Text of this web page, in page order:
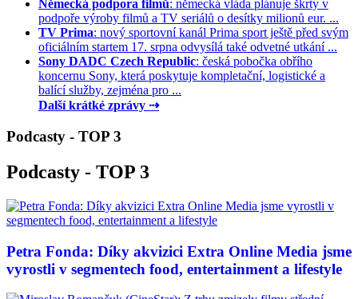
Německá podpora filmů: německá vláda plánuje škrty v
podpoře výroby filmů a TV seriálů o desítky milionů eur. ...
TV Prima: nový sportovní kanál Prima sport ještě před svým
oficiálním startem 17. srpna odvysílá také odvetné utkání ...
Sony DADC Czech Republic: česká pobočka obřího
koncernu Sony, která poskytuje kompletační, logistické a
balící služby, zejména pro ...
Další krátké zprávy ⇢
Podcasty - TOP 3
Podcasty - TOP 3
Petra Fonda: Díky akvizici Extra Online Media jsme
vyrostli v segmentech food, entertainment a lifestyle